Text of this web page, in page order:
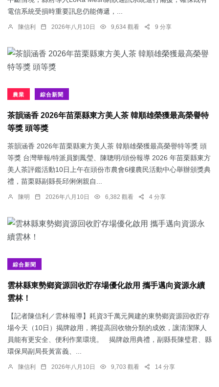
電信系統受損時重要訊息仍能傳遞，...
陳信利 2026年八月10日 9,634 觀看 9 分享
農業 綜合新聞
茶韻涵香 2026年苗栗縣東方美人茶 韓順雄榮獲最高榮譽特
等獎 頭等獎
茶韻涵香 2026年苗栗縣東方美人茶 韓順雄榮獲最高榮譽特等獎 頭
等獎 台灣華報/特派員劉鳳瑩、陳聰明/頭份報導 2026 年苗栗縣東方
美人茶評鑑活動10日上午在頭份市農會6樓農民活動中心舉辦頒獎典
禮，苗栗縣副縣長邱俐俐親自...
陳明 2026年八月10日 6,382 觀看 4 分享
綜合新聞
雲林縣東勢鄉資源回收貯存場優化啟用 攜手邁向資源永續
雲林！
【記者陳信利／雲林報導】耗資3千萬元興建的東勢鄉資源回收貯存
場今天（10日）揭牌啟用，將提高回收物分類的成效，讓清潔隊人
員能有更安全、便利作業環境。 揭牌啟用典禮，副縣長陳璧君、縣
環保局副局長黃富義、...
陳信利 2026年八月10日 9,703 觀看 14 分享